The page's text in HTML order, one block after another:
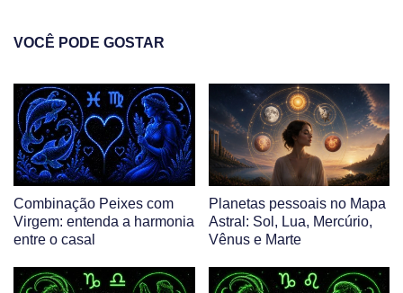
VOCÊ PODE GOSTAR
Combinação Peixes com
Virgem: entenda a harmonia
entre o casal
Planetas pessoais no Mapa
Astral: Sol, Lua, Mercúrio,
Vênus e Marte